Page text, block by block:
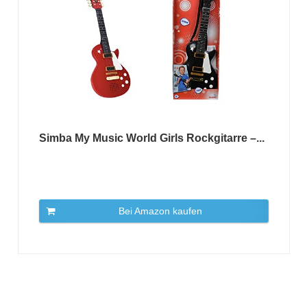
Simba My Music World Girls Rockgitarre –...
Bei Amazon kaufen